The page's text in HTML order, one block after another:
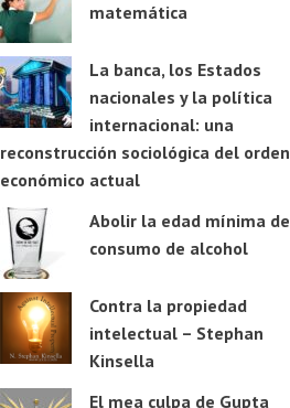
matemática
La banca, los Estados
nacionales y la política
internacional: una
reconstrucción sociológica del orden
económico actual
Abolir la edad mínima de
consumo de alcohol
Contra la propiedad
intelectual – Stephan
Kinsella
El mea culpa de Gupta